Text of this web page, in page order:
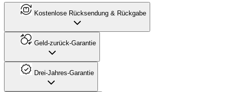
Kostenlose Rücksendung & Rückgabe
Geld-zurück-Garantie
Drei-Jahres-Garantie